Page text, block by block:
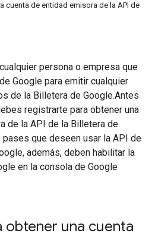
cuenta de entidad emisora de la API de
persona o empresa que
Google para emitir cualquier
de la Billetera de Google.Antes
registrarte para obtener una
de la API de la Billetera de
que deseen usar la API de
además, deben habilitar la
en la consola de Google
obtener una cuenta